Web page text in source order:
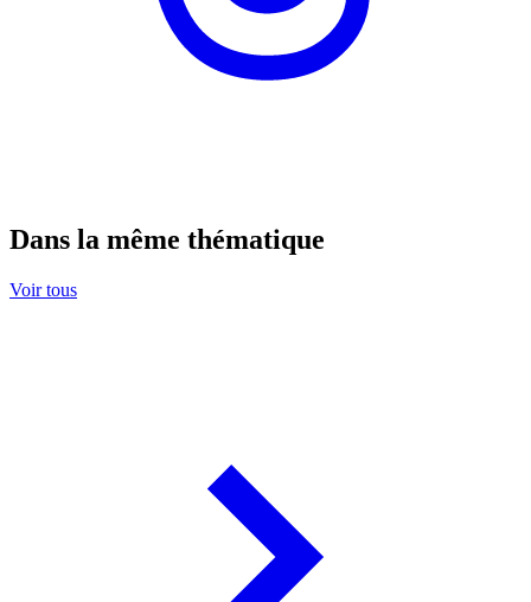
Dans la même thématique
Voir tous